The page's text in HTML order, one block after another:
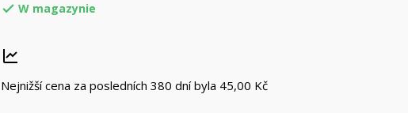
 W magazynie
Nejnižší cena za posledních 380 dní byla 45,00 Kč